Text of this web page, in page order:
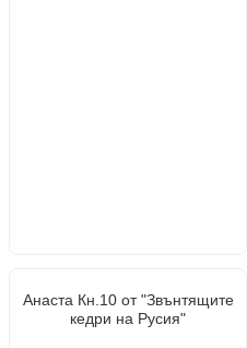
Анаста Кн.10 от "Звънтящите
кедри на Русия"